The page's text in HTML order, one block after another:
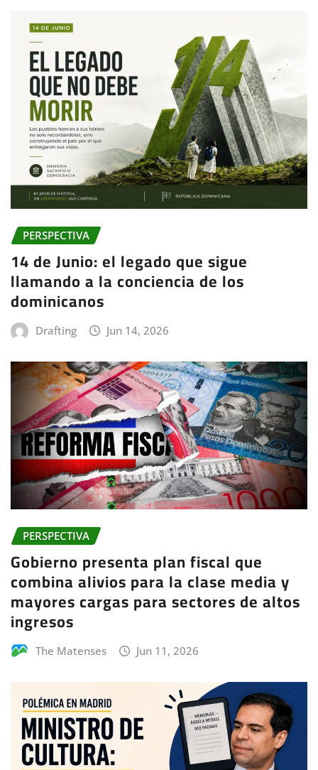
PERSPECTIVA
14 de Junio: el legado que sigue
llamando a la conciencia de los
dominicanos
Drafting Jun 14, 2026
PERSPECTIVA
Gobierno presenta plan fiscal que
combina alivios para la clase media y
mayores cargas para sectores de altos
ingresos
The Matenses Jun 11, 2026